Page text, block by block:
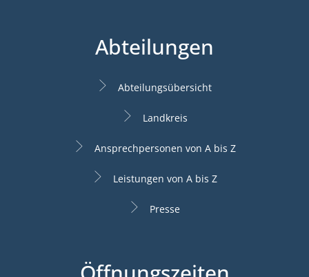
Abteilungen
Abteilungsübersicht
Landkreis
Ansprechpersonen von A bis Z
Leistungen von A bis Z
Presse